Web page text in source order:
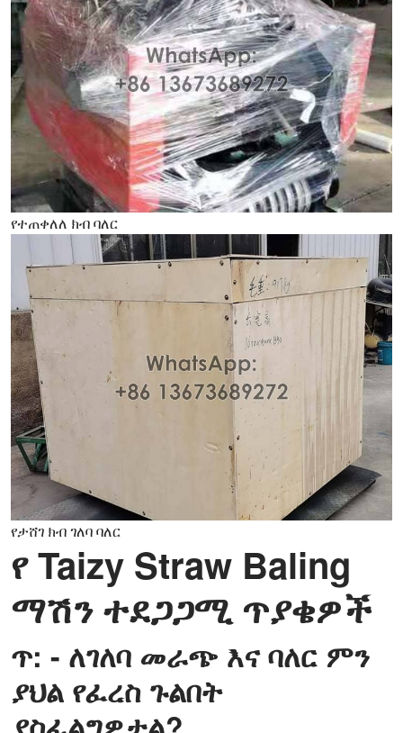
የተጠቀለለ ክብ ባለር
የታሸገ ክብ ገለባ ባለር
የ Taizy Straw Baling
ማሽን ተደጋጋሚ ጥያቄዎች
ጥ: - ለገለባ መራጭ እና ባለር ምን
ያህል የፈረስ ጉልበት